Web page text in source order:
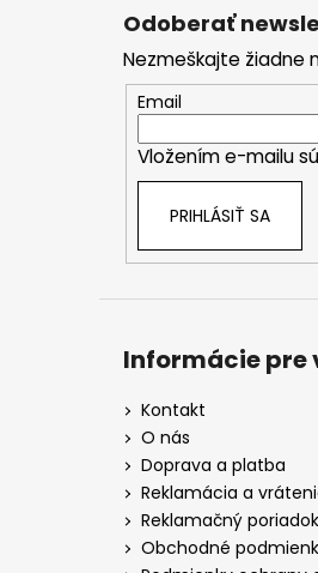
Odoberať
Nezmeškajte žiadne
Email
Vložením e-mailu
PRIHLÁSIŤ SA
Informácie pre
Kontakt
O nás
Doprava a platba
Reklamácia a
Reklamačný poriadok
Obchodné